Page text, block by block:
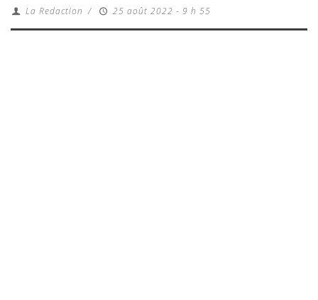
La Redaction / 25 août 2022 - 9 h 55